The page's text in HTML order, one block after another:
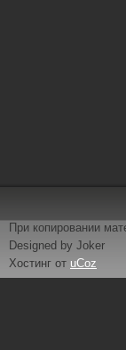
При копировании
Designed by Joker
Хостинг от uCoz